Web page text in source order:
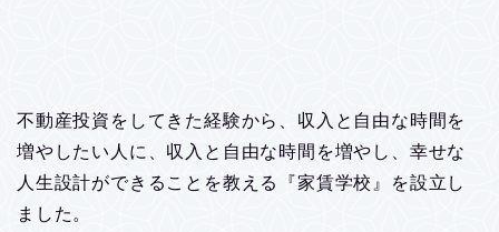
不動産投資をしてきた経験から、収入と自由な時間を
増やしたい人に、収入と自由な時間を増やし、幸せな
人生設計ができることを教える『家賃学校』を設立し
ました。